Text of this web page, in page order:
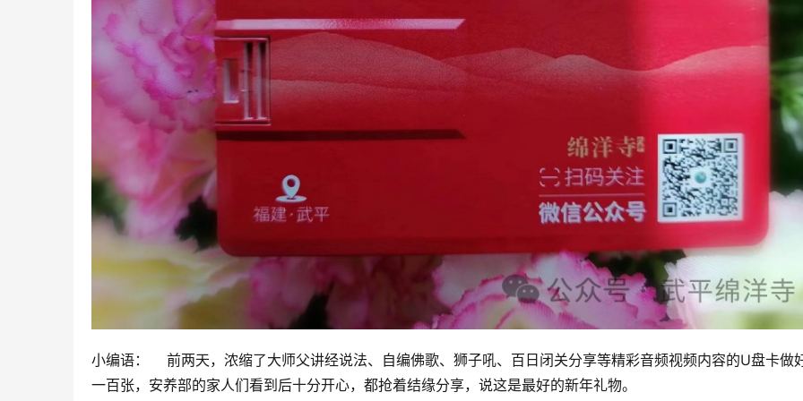
小编语：    前两天，浓缩了大师父讲经说法、自编佛歌、狮子吼、百日闭关分享等精彩音频视频内容的U盘卡做
一百张，安养部的家人们看到后十分开心，都抢着结缘分享，说这是最好的新年礼物。